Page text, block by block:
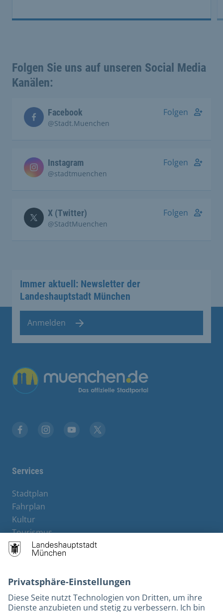
Folgen Sie uns auf unseren Social Media
Kanälen:
Facebook
@Stadt.Muenchen
Folgen
Instagram
@stadtmuenchen
Folgen
X (Twitter)
@StadtMuenchen
Folgen
Immer aktuell: Newsletter der
Landeshauptstadt München
Anmelden
Übergreifende Links
Services
Stadtplan
Fahrplan
Kultur
Tourismus
M-Strom
Bürgerservice
Rechtliches und Kontakt